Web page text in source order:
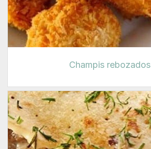
Champis rebozados